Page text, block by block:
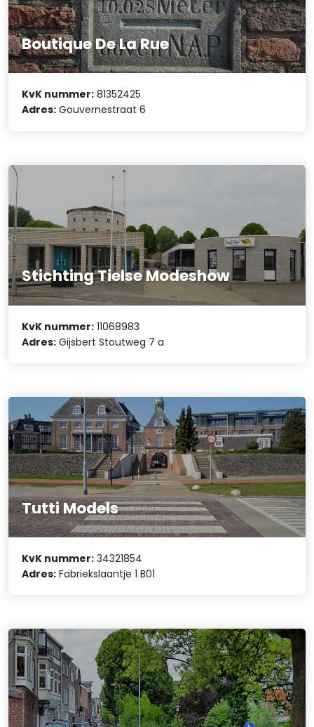
Boutique De La Rue
KvK nummer: 81352425
Adres: Gouvernestraat 6
Stichting Tielse Modeshow
KvK nummer: 11068983
Adres: Gijsbert Stoutweg 7 a
Tutti Models
KvK nummer: 34321854
Adres: Fabriekslaantje 1 B01